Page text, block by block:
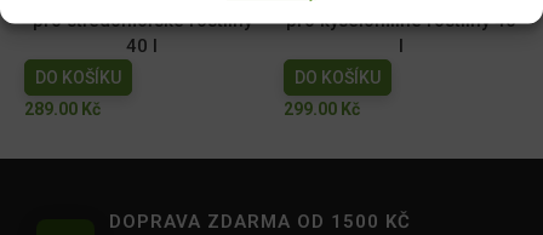
pro středomořské rostliny
40 l
DO KOŠÍKU
289.00 Kč
pro kyselomilné rostliny 40
l
DO KOŠÍKU
299.00 Kč
DOPRAVA ZDARMA OD 1500 KČ